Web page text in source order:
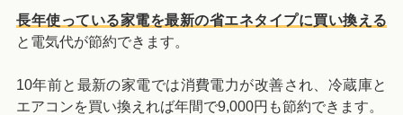
長年使っている家電を最新の省エネタイプに買い換える
と電気代が節約できます。
10年前と最新の家電では消費電力が改善され、冷蔵庫と
エアコンを買い換えれば年間で9,000円も節約できます。